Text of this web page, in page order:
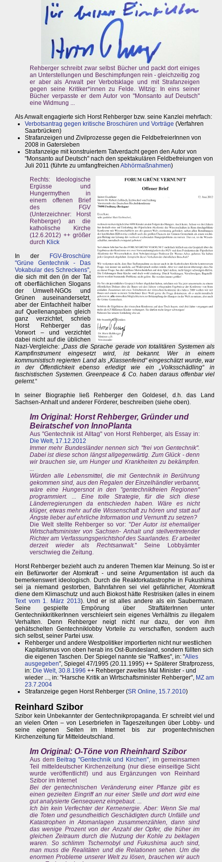
Rehberger schreibt zwar selbst Bücher und packt dort einiges
an Unterstellungen und Beschimpfungen rein - gleichzeitig zog
er aber als Anwalt per Verbotsklage und mit Strafanzeigen
gegen seine Kritiker*innen zu Felde. Witzig: In eins seiner
Bücher verpasste er dem Autor von "Monsanto auf Deutsch"
eine Widmung ...
Als Anwalt engagierte sich Horst Rehberger bzw. seine Kanzlei mehrfach:
Verbotsantrag gegen kritische Broschüren und Vorträge (Verfahren
Saarbrücken)
Strafanzeigen und Zivilprozesse gegen die FeldbefreierInnen von
2008 in Gatersleben
Strafanzeige mit konstruiertem Tatverdacht gegen den Autor von
"Monsanto auf Deutsch" nach den spektakulären Feldbefreiungen von
Juli 2011 (führte zu umfangfreichen Abhörmaßnahmen)
Rechts: Ideologische
Ergüsse und
Hungermythen in
einem offenen Brief
des FGV
(Unterzeichner: Horst
Rehberger) an die
katholische Kirche
(12.6.2012) ++ größer
durch Klick
In der
FGV-Broschüre
"Grüne Gentechnik - Das
Vokabular des Schreckens",
die sich mit den (in der Tat
oft oberflächlichen Slogans
der Umwelt-NGOs und
Grünen auseinandersetzt,
aber der Einfachheit halber
auf Quellenangaben gleich
ganz verzichtet, schrieb
Horst Rehberger das
Vorwort – und verzichtet
dabei nicht auf die üblichen
Nazi-Vergleiche: „Dass die Sprache gerade von totalitären Systemen als
Kampfinstrument eingesetzt wird, ist bekannt. Wer in einem
kommunistisch regierten Land als „Klassenfeind“ eingeschätzt wurde, war
in der Öffentlichkeit ebenso erledigt wie ein „Volksschädling“ in
faschistischen Systemen. Greenpeace & Co. haben daraus offenbar viel
gelernt.“
In seiner Biographie ließ Rehberger den Goldesel, d.h. das Land
Sachsen-Anhalt und anderer Förderer, beschreiben (siehe oben).
Im Original: Horst Rehberger, Gründer und
Beiratschef von InnoPlanta
Aus "Gentechnik ist Alltag" von Horst Rehberger, als Essay in:
Die Welt, 17.12.2012
Immer mehr Bundesländer nennen sich "frei von Gentechnik".
Dabei ist diese schon längst allgegenwärtig. Zum Glück - denn
wir brauchen sie, um Hunger und Krankheiten zu bekämpfen.
...
Würden alle Lebensmittel, die mit Gentechnik in Berührung
gekommen sind, aus den Regalen der Einzelhändler verbannt,
wäre eine Hungersnot in den "gentechnikfreien Regionen"
programmiert. ... Eine tolle Strategie, für die sich diese
Länderregierungen da entschieden haben. Wäre es nicht
klüger, etwas mehr auf die Wissenschaft zu hören und statt auf
Ängste lieber auf ehrliche Information und Vernunft zu setzen?
Die Welt stellte Rehberger so vor: "Der Autor ist ehemaliger
Wirtschaftsminister von Sachsen- Anhalt und stellvertretender
Richter am Verfassungsgerichtshof des Saarlandes. Er arbeitet
derzeit wieder als Rechtsanwalt." Seine Lobbyämter
verschwieg die Zeitung.
Horst Rehberger bezieht auch zu anderen Themen klar Meinung. So ist er
ein Befürworter der Atomkraft - und seine Argumentation ist auch da
bemerkenswert ideologisch. Durch die Reaktorkatastrophe in Fukushima
sei ja niemand gestorben, Bahnfahren sei viel gefährlicher, Atomkraft
diene dem Klimaschutz und auch Biokost hätte Restrisiken (alles in einem
Text vom 1. März 2013). Und er ist alles andere als ein Saubermann.
Seine gespielte Empörung über StraftäterInnen unter
GentechnikkritikerInnen verschleiert sein eigenes Verhältnis zu illegalem
Verhalten. Denn Rehberger neigt nicht nur dazu, der von ihm
gehätschelten Gentechniklobby Vorteile zu verschaffen, sondern auch
sich selbst, seiner Partei usw.
Rehberger und andere Westpolitiker importierten nicht nur westlichen
Kapitalismus von oben herab ins Ost-Bundesland, sondern füllten sich
die eigenen Taschen. Der Spiegel nannte sie "Raffkes", in: "Alles
ausgegeben", Spiegel 47/1995 (20.11.1995) ++ Späterer Strafprozess,
in: Die Welt, 30.8.1996 ++ Rehberger zweites Mal Minister - und
wieder ..., in: "Harsche Kritik an Wirtschaftsminister Rehberger", MZ am
23.7.2004
Strafanzeige gegen Horst Rehberger (SR Online, 15.7.2010)
Reinhard Szibor
Szibor kein Unbekannter der Gentechnikpropaganda. Er schreibt viel und
an vielen Orten – von Leserbriefen in Tageszeitungen über Lobby- und
seine eigenen Seiten im Internet bis zur progentechnischen
Kirchenzeitung für Mitteldeutschland.
Im Original: O-Töne von Rheinhard Szibor
Aus dem Beitrag "Gentechnik und Kirchen", im gemeinsamen
Teil mitteldeutscher Kirchenzeitung (nur diese einseitige Sicht
wurde veröffentlicht!) und aus Ergänzungen von Reinhard
Szibor im Internet
Bei der gentechnischen Veränderung einer Pflanze gibt es
einen gezielten Eingriff an nur einer Stelle und dort wird eine
gut analysierte Gensequenz eingebaut. ...
Ich bin kein Verfechter der Kernenergie. Aber: Wenn Sie mal
die Toten und gesundheitlich Geschädigten durch Unfälle und
Katastrophen in Atomanlagen zusammenzählen, dann sind
das wenige Prozent von der Anzahl der Opfer, die früher im
gleichen Zeitraum durch die Nutzung der Kohle zu beklagen
waren. So schlimm Tschernobyl und Fukushima auch sind,
man muss die Realitäten und die Relationen sehen. Um die
enormen Probleme unserer Welt zu lösen, brauchen wir auch